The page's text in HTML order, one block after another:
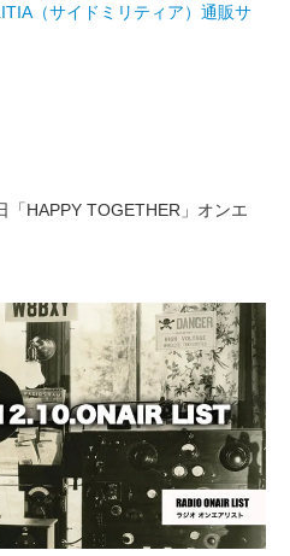
HAPPY TOGETHER」オンエ